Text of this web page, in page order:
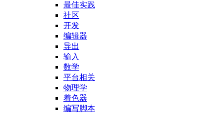
最佳实践
社区
开发
编辑器
导出
输入
数学
平台相关
物理学
着色器
编写脚本